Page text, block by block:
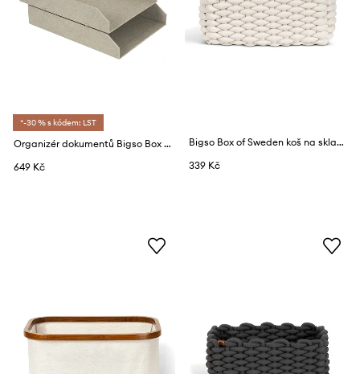
*-30 % s kódem: LST
Organizér dokumentů Bigso Box of Sweden HAKAN
649 Kč
Bigso Box of Sweden koš na skladování s přídavkem lnu 35 x 25 x 14 cm
339 Kč